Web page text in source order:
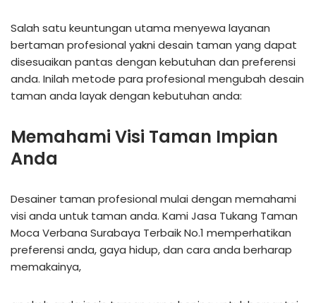
Salah satu keuntungan utama menyewa layanan
bertaman profesional yakni desain taman yang dapat
disesuaikan pantas dengan kebutuhan dan preferensi
anda. Inilah metode para profesional mengubah desain
taman anda layak dengan kebutuhan anda:
Memahami Visi Taman Impian
Anda
Desainer taman profesional mulai dengan memahami
visi anda untuk taman anda. Kami Jasa Tukang Taman
Moca Verbana Surabaya Terbaik No.1 memperhatikan
preferensi anda, gaya hidup, dan cara anda berharap
memakainya,